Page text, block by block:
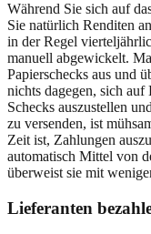
Während Sie sich auf
Sie natürlich Renditen
in der Regel
manuell abgewickelt.
Papierschecks aus und
nichts dagegen, sich
Schecks auszustellen
zu versenden, ist
Zeit ist, Zahlungen
automatisch Mittel von
überweist sie mit
Lieferanten